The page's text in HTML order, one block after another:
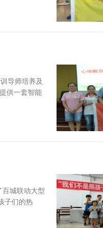
导师培养及
供一套智能
城联动大型
子们的热